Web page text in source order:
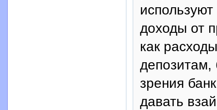
доходы от
как
депозитам,
зрения
давать